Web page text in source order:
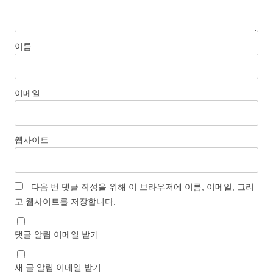
이름
이메일
웹사이트
다음 번 댓글 작성을 위해 이 브라우저에 이름, 이메일, 그리
고 웹사이트를 저장합니다.
댓글 알림 이메일 받기
새 글 알림 이메일 받기